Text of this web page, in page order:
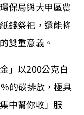
保局與大甲區農
錢祭祀，還能將
雙重意義。
」以200公克白
的碳排放，極具
中幫你收」服